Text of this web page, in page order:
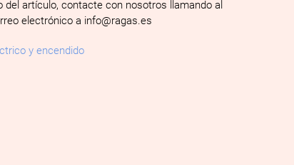
del artículo, contacte con nosotros llamando al
electrónico a info@ragas.es
y encendido